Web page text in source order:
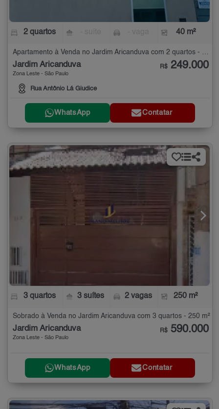
2 quartos 40 m²
Apartamento à Venda no Jardim Aricanduva com 2 quartos - 40 m²
Jardim Aricanduva
Zona Leste - São Paulo
Rua Antônio Lá Giudice
R$ 249.000
WhatsApp Contatar
3 quartos 3 suítes 2 vagas 250 m²
Sobrado à Venda no Jardim Aricanduva com 3 quartos - 250 m²
Jardim Aricanduva
Zona Leste - São Paulo
R$ 590.000
WhatsApp Contatar